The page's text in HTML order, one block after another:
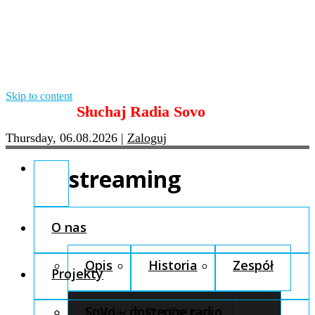
Skip to content
Słuchaj Radia Sovo
Thursday, 06.08.2026 | Zaloguj
O nas
Opis Historia Zespół
Fundacja Pro Cultura
Projekty
SoVo – dostępne radio
streaming